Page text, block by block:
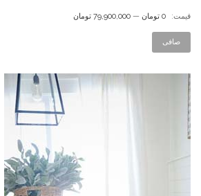
صافی
قيمت: 0 تومان — 79,900,000 تومان